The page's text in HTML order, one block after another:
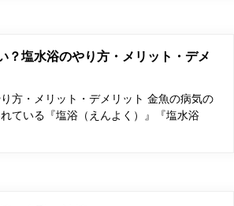
？塩水浴のやり方・メリット・デメ
方・メリット・デメリット 金魚の病気の
ている『塩浴（えんよく）』『塩水浴